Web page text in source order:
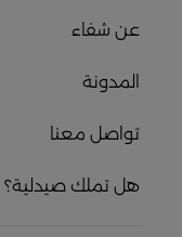
عن شفاء
المدونة
تواصل معنا
هل تملك صيدلية؟